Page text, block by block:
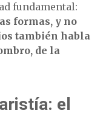
fundamental:
formas, y no
también habla
de la
el